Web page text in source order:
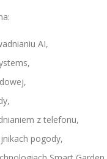
AI,
z telefonu,
pogody,